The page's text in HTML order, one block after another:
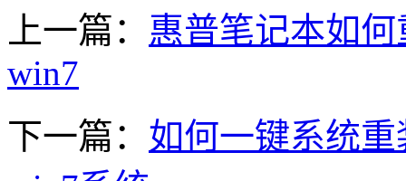
上一篇： 惠普笔记本如
win7
下一篇： 如何一键系统